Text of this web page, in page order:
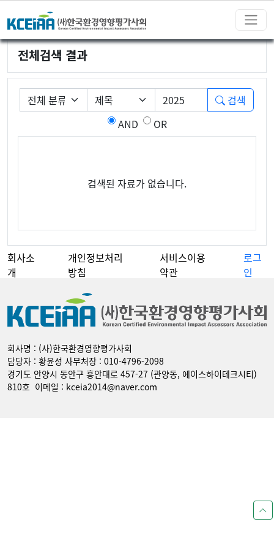
전체검색 결과
게시판 그룹선택
검색조건
검색어 필수
검색
AND
OR
검색된 자료가 없습니다.
회사소
개
개인정보처리
방침
서비스이용
약관
로그
인
회사명 : (사)한국환경영향평가사회
담당자 : 황윤성 사무처장 : 010-4796-2098
경기도 안양시 동안구 흥안대로 457-27 (관양동, 에이스하이테크시티)
810호 이메일 : kceia2014@naver.com